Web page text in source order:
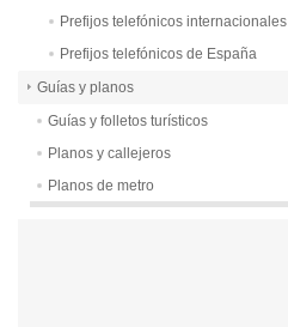
Prefijos telefónicos internacionales
Prefijos telefónicos de España
Guías y planos
Guías y folletos turísticos
Planos y callejeros
Planos de metro